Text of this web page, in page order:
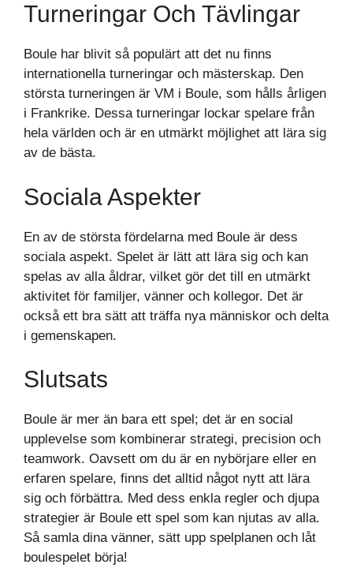
Turneringar Och Tävlingar
Boule har blivit så populärt att det nu finns
internationella turneringar och mästerskap. Den
största turneringen är VM i Boule, som hålls årligen
i Frankrike. Dessa turneringar lockar spelare från
hela världen och är en utmärkt möjlighet att lära sig
av de bästa.
Sociala Aspekter
En av de största fördelarna med Boule är dess
sociala aspekt. Spelet är lätt att lära sig och kan
spelas av alla åldrar, vilket gör det till en utmärkt
aktivitet för familjer, vänner och kollegor. Det är
också ett bra sätt att träffa nya människor och delta
i gemenskapen.
Slutsats
Boule är mer än bara ett spel; det är en social
upplevelse som kombinerar strategi, precision och
teamwork. Oavsett om du är en nybörjare eller en
erfaren spelare, finns det alltid något nytt att lära
sig och förbättra. Med dess enkla regler och djupa
strategier är Boule ett spel som kan njutas av alla.
Så samla dina vänner, sätt upp spelplanen och låt
boulespelet börja!